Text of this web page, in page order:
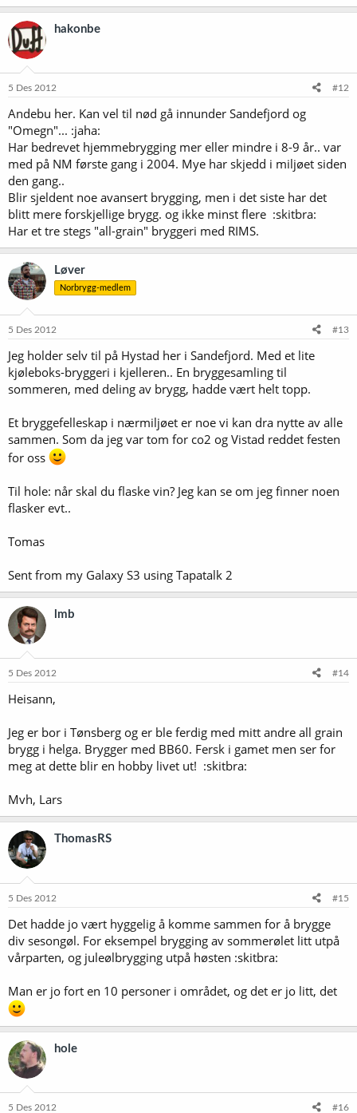
hakonbe
5 Des 2012 #12
Andebu her. Kan vel til nød gå innunder Sandefjord og
"Omegn"... :jaha:
Har bedrevet hjemmebrygging mer eller mindre i 8-9 år.. var
med på NM første gang i 2004. Mye har skjedd i miljøet siden
den gang..
Blir sjeldent noe avansert brygging, men i det siste har det
blitt mere forskjellige brygg. og ikke minst flere :skitbra:
Har et tre stegs "all-grain" bryggeri med RIMS.
Løver
Norbrygg-medlem
5 Des 2012 #13
Jeg holder selv til på Hystad her i Sandefjord. Med et lite
kjøleboks-bryggeri i kjelleren.. En bryggesamling til
sommeren, med deling av brygg, hadde vært helt topp.
Et bryggefelleskap i nærmiljøet er noe vi kan dra nytte av alle
sammen. Som da jeg var tom for co2 og Vistad reddet festen
for oss
Til hole: når skal du flaske vin? Jeg kan se om jeg finner noen
flasker evt..
Tomas
Sent from my Galaxy S3 using Tapatalk 2
lmb
5 Des 2012 #14
Heisann,
Jeg er bor i Tønsberg og er ble ferdig med mitt andre all grain
brygg i helga. Brygger med BB60. Fersk i gamet men ser for
meg at dette blir en hobby livet ut! :skitbra:
Mvh, Lars
ThomasRS
5 Des 2012 #15
Det hadde jo vært hyggelig å komme sammen for å brygge
div sesongøl. For eksempel brygging av sommerølet litt utpå
vårparten, og juleølbrygging utpå høsten :skitbra:
Man er jo fort en 10 personer i området, og det er jo litt, det
hole
5 Des 2012 #16